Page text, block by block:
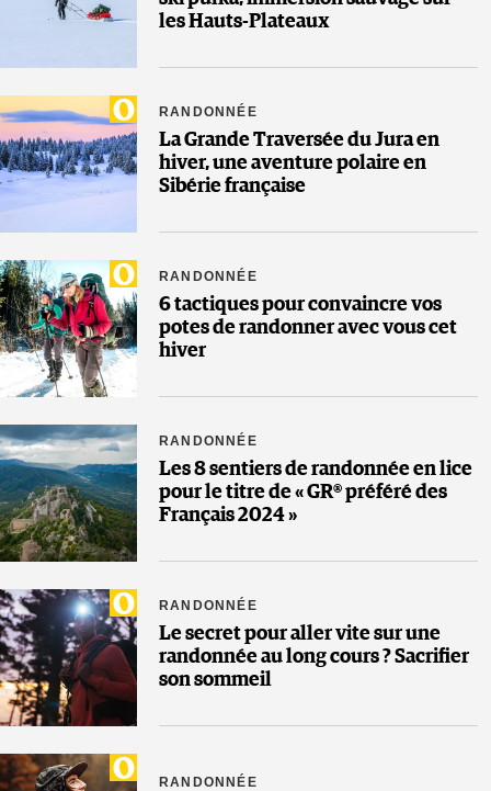
les Hauts-Plateaux
RANDONNÉE
La Grande Traversée du Jura en
hiver, une aventure polaire en
Sibérie française
RANDONNÉE
6 tactiques pour convaincre vos
potes de randonner avec vous cet
hiver
RANDONNÉE
Les 8 sentiers de randonnée en lice
pour le titre de « GR® préféré des
Français 2024 »
RANDONNÉE
Le secret pour aller vite sur une
randonnée au long cours ? Sacrifier
son sommeil
RANDONNÉE